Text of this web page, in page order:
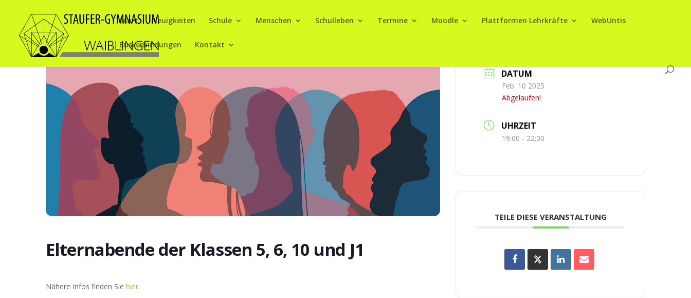
Start Neuigkeiten Schule Menschen Schulleben Termine Moodle Plattformen Lehrkräfte WebUntis
Busverbindungen Kontakt
Elternabende der Klassen 5, 6, 10 und J1
Nähere Infos finden Sie hier.
DATUM
Feb. 10 2025
Abgelaufen!
UHRZEIT
19:00 - 22:00
TEILE DIESE VERANSTALTUNG